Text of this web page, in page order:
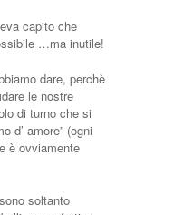
capito che
…ma inutile!
dare, perchè
le nostre
di turno che si
d’ amore” (ogni
è ovviamente
soltanto